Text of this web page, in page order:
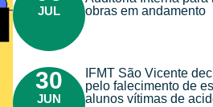
JUL
obras em andamento
30
JUN
IFMT São Vicente
pelo falecimento de
alunos vítimas de